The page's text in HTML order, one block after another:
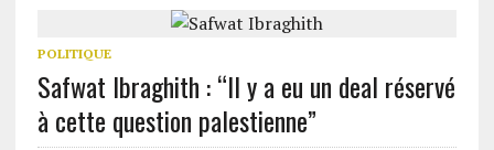
POLITIQUE
Safwat Ibraghith : “Il y a eu un deal réservé
à cette question palestienne”